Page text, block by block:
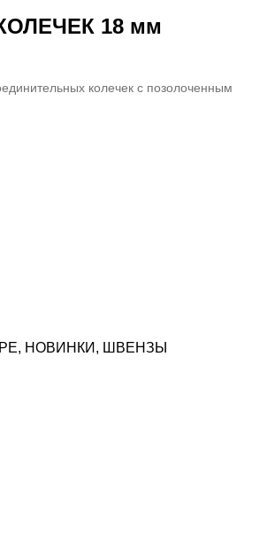
18 мм
колечек с позолоченным
, НОВИНКИ , ШВЕНЗЫ